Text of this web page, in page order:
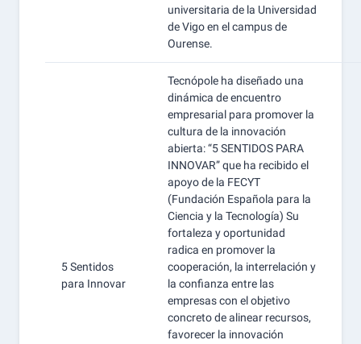
universitaria de la Universidad
de Vigo en el campus de
Ourense.
5 Sentidos
para Innovar
Tecnópole ha diseñado una
dinámica de encuentro
empresarial para promover la
cultura de la innovación
abierta: “5 SENTIDOS PARA
INNOVAR” que ha recibido el
apoyo de la FECYT
(Fundación Española para la
Ciencia y la Tecnología) Su
fortaleza y oportunidad
radica en promover la
cooperación, la interrelación y
la confianza entre las
empresas con el objetivo
concreto de alinear recursos,
favorecer la innovación